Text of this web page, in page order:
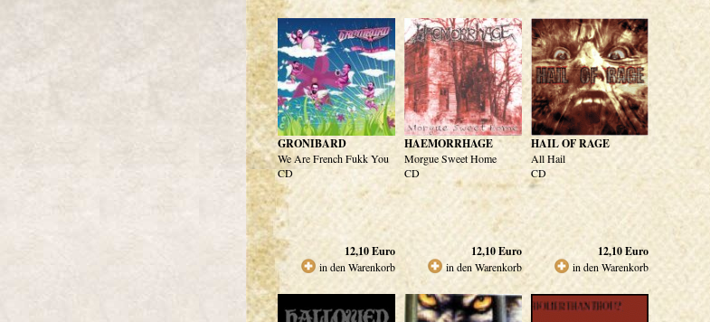
GRONIBARD
We Are French Fukk You
CD
12,10Euro
in den Warenkorb
HAEMORRHAGE
Morgue Sweet Home
CD
12,10Euro
in den Warenkorb
HAIL OF RAGE
All Hail
CD
12,10Euro
in den Warenkorb